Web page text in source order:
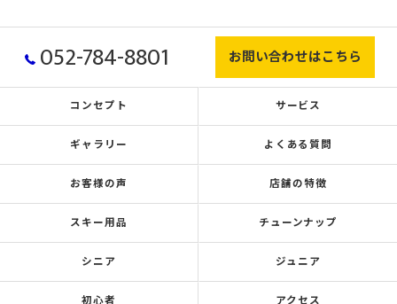
052-784-8801 お問い合わせはこちら
コンセプト サービス
ギャラリー よくある質問
お客様の声 店舗の特徴
スキー用品 チューンナップ
シニア ジュニア